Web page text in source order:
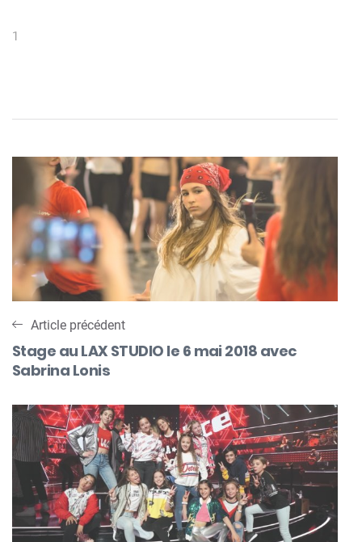
1
Navigation
l’article
Article précédent
Stage au LAX STUDIO le 6 mai 2018 avec
Sabrina Lonis